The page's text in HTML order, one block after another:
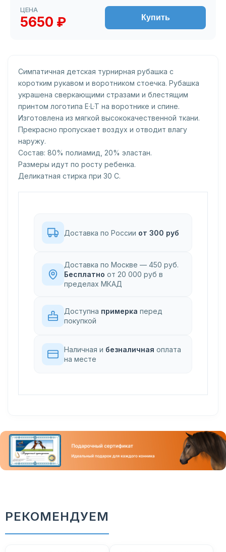
ЦЕНА
5650 ₽ Купить
Симпатичная детская турнирная рубашка с
коротким рукавом и воротником стоечка. Рубашка
украшена сверкающими стразами и блестящим
принтом логотипа E·L·T на воротнике и спине.
Изготовлена из мягкой высококачественной ткани.
Прекрасно пропускает воздух и отводит влагу
наружу.
Состав: 80% полиамид, 20% эластан.
Размеры идут по росту ребенка.
Деликатная стирка при 30 С.
Доставка по России от 300 руб
Доставка по Москве — 450 руб.
Бесплатно от 20 000 руб в
пределах МКАД
Доступна примерка перед
покупкой
Наличная и безналичная оплата
на месте
РЕКОМЕНДУЕМ